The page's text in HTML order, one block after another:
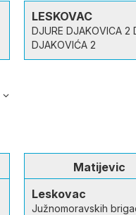
LESKOVAC
DJURE DJAKOVICA 2
DJAKOVIĆA 2
Matijevic
Leskovac
Južnomoravskih